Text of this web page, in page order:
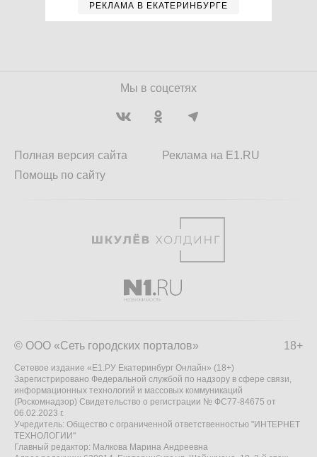
РЕКЛАМА В ЕКАТЕРИНБУРГЕ
Мы в соцсетях
Полная версия сайта
Помощь по сайту
Реклама на E1.RU
18+
© ООО «Сеть городских порталов»
Сетевое издание «Е1.РУ Екатеринбург Онлайн» (18+)
Зарегистрировано Федеральной службой по надзору в сфере связи,
информационных технологий и массовых коммуникаций
(Роскомнадзор) Свидетельство о регистрации № ФС77-84675 от
06.02.2023 г.
Учредитель: Общество с ограниченной ответственностью "ИНТЕРНЕТ
ТЕХНОЛОГИИ"
Главный редактор: Малкова Марина Андреевна